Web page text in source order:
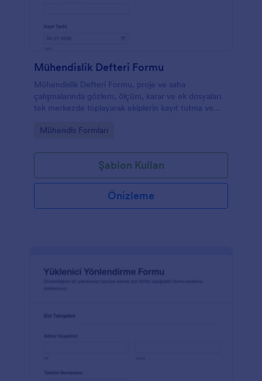
Mühendislik Defteri Formu
Mühendislik Defteri Formu, proje ve saha
çalışmalarında gözlem, ölçüm, karar ve ek dosyaları
tek merkezde toplayarak ekiplerin kayıt tutma ve
Go to Category:
Mühendis Formları
Şablon Kullan
Önizleme